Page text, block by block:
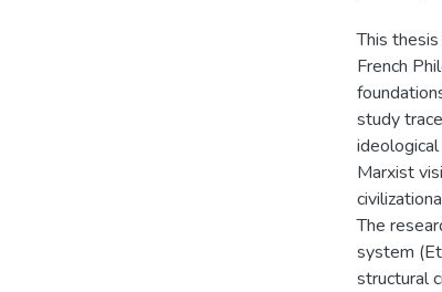
This
French
study
Marxist
The
system
structural